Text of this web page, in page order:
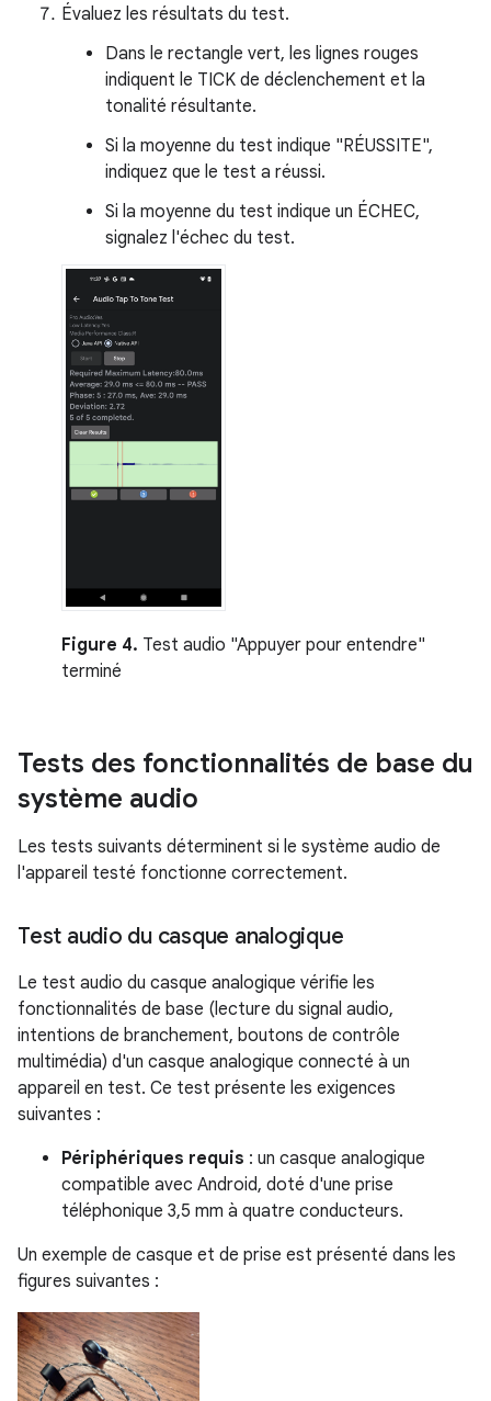
Évaluez les résultats du test.
Dans le rectangle vert, les lignes rouges
indiquent le TICK de déclenchement et la
tonalité résultante.
Si la moyenne du test indique "RÉUSSITE",
indiquez que le test a réussi.
Si la moyenne du test indique un ÉCHEC,
signalez l'échec du test.
Figure 4. Test audio "Appuyer pour entendre"
terminé
Tests des fonctionnalités de base du
système audio
Les tests suivants déterminent si le système audio de
l'appareil testé fonctionne correctement.
Test audio du casque analogique
Le test audio du casque analogique vérifie les
fonctionnalités de base (lecture du signal audio,
intentions de branchement, boutons de contrôle
multimédia) d'un casque analogique connecté à un
appareil en test. Ce test présente les exigences
suivantes :
Périphériques requis : un casque analogique
compatible avec Android, doté d'une prise
téléphonique 3,5 mm à quatre conducteurs.
Un exemple de casque et de prise est présenté dans les
figures suivantes :